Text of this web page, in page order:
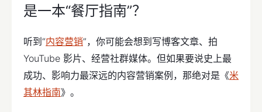
是一本“餐厅指南”？
听到“内容营销”，你可能会想到写博客文章、拍
YouTube 影片、经营社群媒体。但如果要说史上最
成功、影响力最深远的内容营销案例，那绝对是《米
其林指南》。